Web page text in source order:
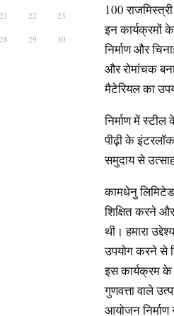
100
इन कार्यक्रमों
निर्माण और
और रोमांचक
मैटेरियल का
निर्माण में
पीढ़ी के
समुदाय से
कामधेनु
शिक्षित करने
थी। हमारा
उपयोग करने से
इस कार्यक्रम के
गुणवत्ता वाले
आयोजन निर्माण
21 22 23
28 29 30